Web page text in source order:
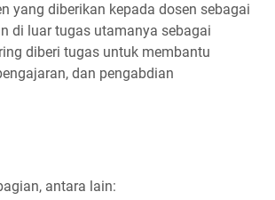
yang diberikan kepada dosen sebagai
di luar tugas utamanya sebagai
diberi tugas untuk membantu
dan pengabdian
antara lain: